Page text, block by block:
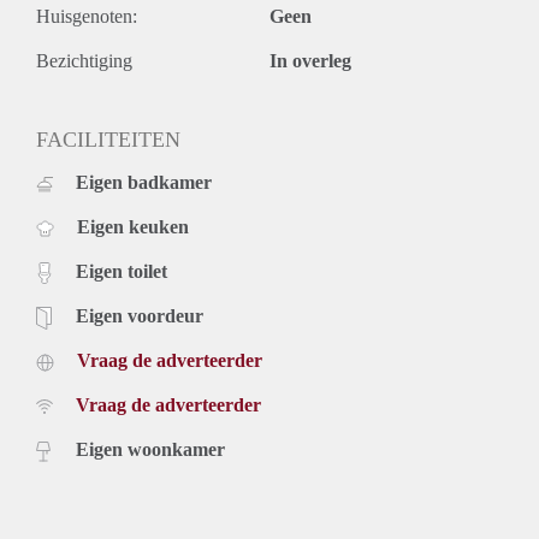
•Appartement is rondom voorzien van dubbel glas en lichte
laminaatvloer
Huisgenoten: Geen
Bezichtiging In overleg
FACILITEITEN
Eigen badkamer
Eigen keuken
Eigen toilet
Eigen voordeur
Vraag de adverteerder
Vraag de adverteerder
Eigen woonkamer